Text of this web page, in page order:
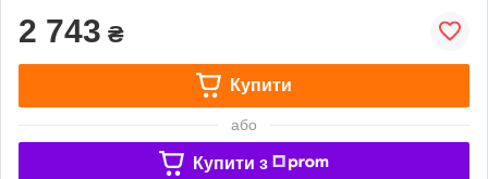
2 743 ₴
Купити
або
Купити з